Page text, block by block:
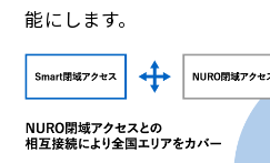
能にします。